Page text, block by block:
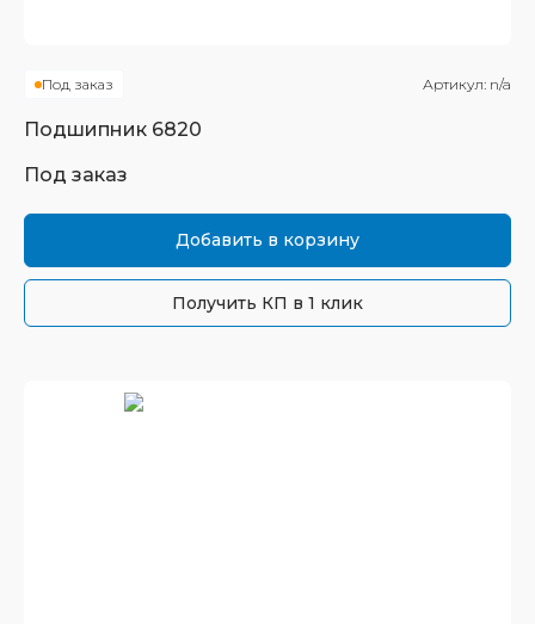
Под заказ Артикул: n/a
Подшипник 6820
Под заказ
Добавить в корзину
Получить КП в 1 клик